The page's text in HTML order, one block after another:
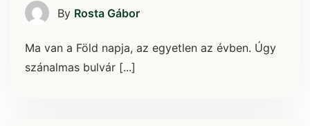
By Rosta Gábor
Ma van a Föld napja, az egyetlen az évben. Úgy
szánalmas bulvár [...]